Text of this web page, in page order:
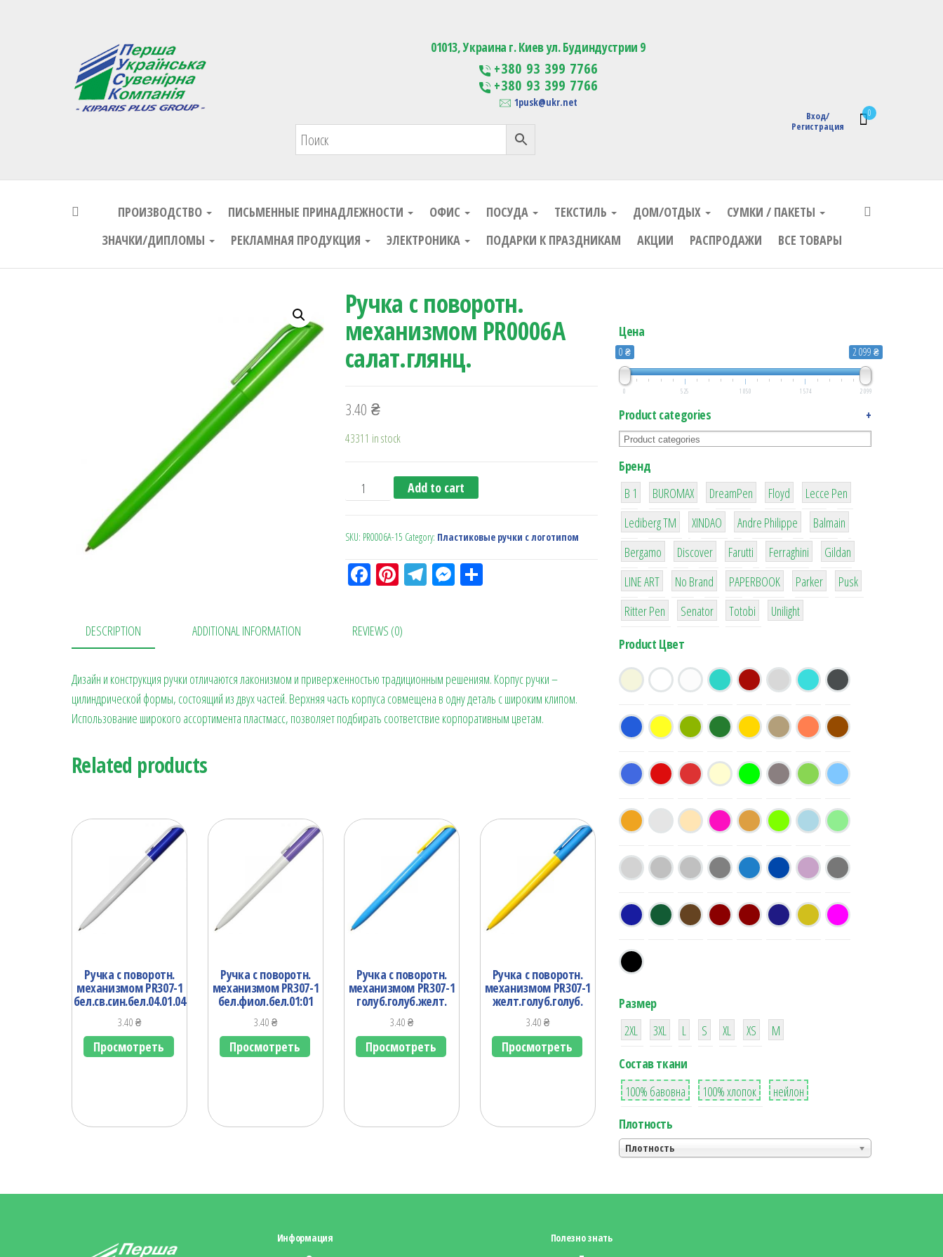
Первая Украинская Сувенирная Компания Изготовление сувенирной продукции с логотипом
0
Вход/
Регистрация
01013, Украина г. Киев ул. Будиндустрии 9
+380 93 399 7766
+380 93 399 7766
1pusk@ukr.net
ПРОИЗВОДСТВО ПИСЬМЕННЫЕ ПРИНАДЛЕЖНОСТИ ОФИС ПОСУДА ТЕКСТИЛЬ ДОМ/ОТДЫХ
СУМКИ / ПАКЕТЫ
ЗНАЧКИ/ДИПЛОМЫ
РЕКЛАМНАЯ ПРОДУКЦИЯ ЭЛЕКТРОНИКА ПОДАРКИ К ПРАЗДНИКАМ АКЦИИ РАСПРОДАЖИ ВСЕ ТОВАРЫ
Ручка с поворотн.
механизмом PR0006А
салат.глянц.
3.40 ₴
43311 in stock
Ручка с поворотн. механизмом PR0006А салат.глянц. quantity
Add to cart
SKU: PR0006A-15 Category: Пластиковые ручки с логотипом
Fa
bo
ok
Pi
er
es
Te M
r ь
DESCRIPTION ADDITIONAL INFORMATION REVIEWS (0)
Дизайн и конструкция ручки отличаются лаконизмом и приверженностью традиционным решениям. Корпус ручки –
цилиндрической формы, состоящий из двух частей. Верхняя часть корпуса совмещена в одну деталь с широким клипом.
Использование широкого ассортимента пластмасс, позволяет подбирать соответствие корпоративным цветам.
Related products
Ручка с поворотн.
механизмом PR307-1
бел.св.син.бел.04.01.04
3.40₴
Просмотреть
Ручка с поворотн.
механизмом PR307-1
бел.фиол.бел.01:01
3.40₴
Просмотреть
Ручка с поворотн.
механизмом PR307-1
голуб.голуб.желт.
3.40₴
Просмотреть
Ручка с поворотн.
механизмом PR307-1
желт.голуб.голуб.
3.40₴
Просмотреть
Цена
0 ₴ 2 099 ₴
0 525 1 050 1 574 2 099
Product categories +
Бренд
B 1
1
BUROMAX
1
DreamPen
2
Floyd
2
Lecce Pen
3
Lediberg ТМ
3
XINDAO
1
Andre Philippe
4
Balmain
26
Bergamo
64
Discover
299
Farutti
4
Ferraghini
42
Gildan
4
LINE ART
90
No Brand
8
PAPERBOOK
6
Parker
2
Pusk
22
Ritter Pen
15
Senator
43
Totobi
1
Unilight
Product Цвет
Размер
38
2XL
16
3XL
42
L
42
S
42
XL XS
М
Состав ткани
8
100% бавовна
36
100% хлопок
2
нейлон
Плотность
Плотность
Информация Полезно знать